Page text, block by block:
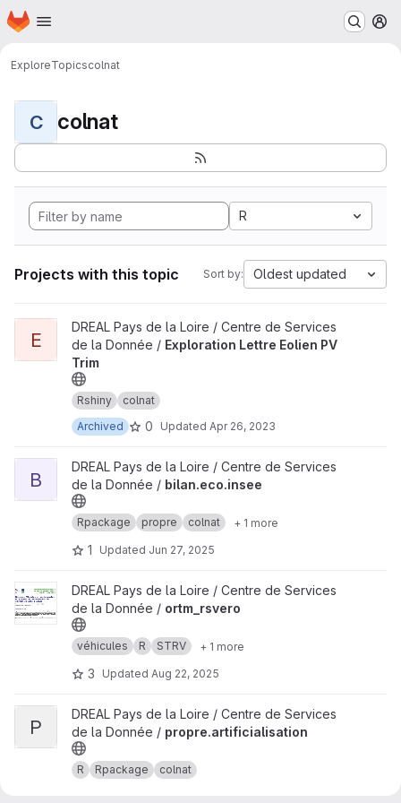
Skip to main content
Homepage
ExploreTopicscolnat
C colnat
R
Projects with this topic Sort by: Oldest updated
View Exploration Lettre Eolien PV Trim project
E
DREAL Pays de la Loire / Centre de Services
de la Donnée / Exploration Lettre Eolien PV
Trim
Rshiny
colnat
Archived
0 Updated Apr 26, 2023
View bilan.eco.insee project
B
DREAL Pays de la Loire / Centre de Services
de la Donnée / bilan.eco.insee
Rpackage propre colnat + 1 more
1 Updated Jun 27, 2025
View ortm_rsvero project
DREAL Pays de la Loire / Centre de Services
de la Donnée / ortm_rsvero
véhicules R STRV + 1 more
3 Updated Aug 22, 2025
View propre.artificialisation project
P
DREAL Pays de la Loire / Centre de Services
de la Donnée / propre.artificialisation
R Rpackage colnat